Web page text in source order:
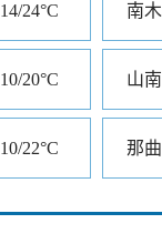
14/24°C 南
10/20°C 山南
10/22°C 那曲